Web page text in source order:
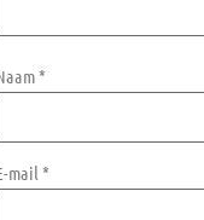
*
mail *